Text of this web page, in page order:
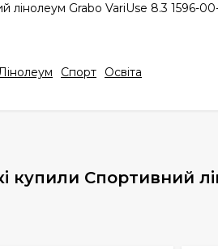
лінолеум Grabo VariUse 8.3 1596-
Спорт Освіта
купили Спортивний